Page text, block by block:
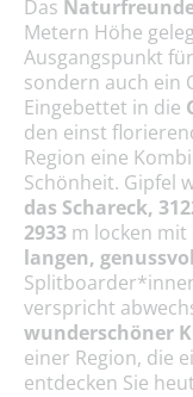
Das
Metern Höhe
Ausgangspunkt für
sondern auch ein
Eingebettet in die
den einst
Region eine
Schönheit. Gipfel
das Schareck,
2933 m locken
langen,
verspricht
wunderschöner
einer Region, die
entdecken Sie